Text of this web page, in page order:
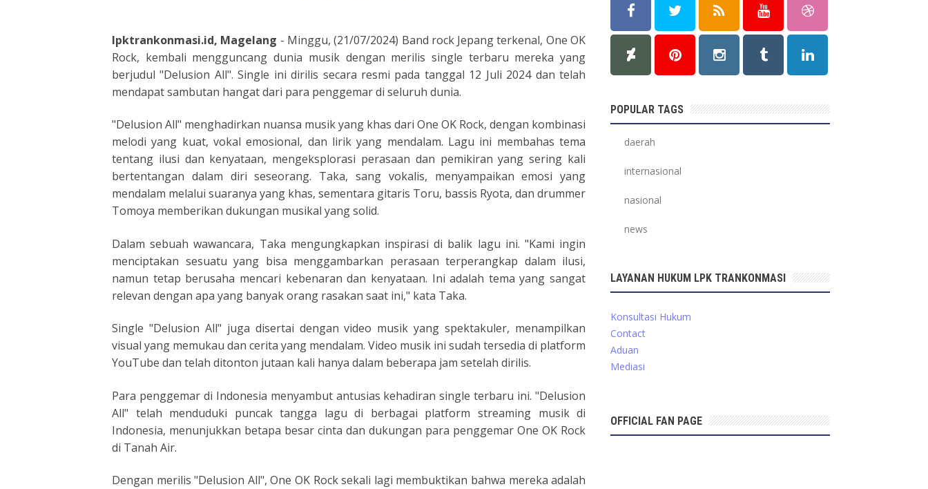
lpktrankonmasi.id, Magelang - Minggu, (21/07/2024) Band rock Jepang terkenal, One OK
Rock, kembali mengguncang dunia musik dengan merilis single terbaru mereka yang
berjudul "Delusion All". Single ini dirilis secara resmi pada tanggal 12 Juli 2024 dan telah
mendapat sambutan hangat dari para penggemar di seluruh dunia.
"Delusion All" menghadirkan nuansa musik yang khas dari One OK Rock, dengan kombinasi
melodi yang kuat, vokal emosional, dan lirik yang mendalam. Lagu ini membahas tema
tentang ilusi dan kenyataan, mengeksplorasi perasaan dan pemikiran yang sering kali
bertentangan dalam diri seseorang. Taka, sang vokalis, menyampaikan emosi yang
mendalam melalui suaranya yang khas, sementara gitaris Toru, bassis Ryota, dan drummer
Tomoya memberikan dukungan musikal yang solid.
Dalam sebuah wawancara, Taka mengungkapkan inspirasi di balik lagu ini. "Kami ingin
menciptakan sesuatu yang bisa menggambarkan perasaan terperangkap dalam ilusi,
namun tetap berusaha mencari kebenaran dan kenyataan. Ini adalah tema yang sangat
relevan dengan apa yang banyak orang rasakan saat ini," kata Taka.
Single "Delusion All" juga disertai dengan video musik yang spektakuler, menampilkan
visual yang memukau dan cerita yang mendalam. Video musik ini sudah tersedia di platform
YouTube dan telah ditonton jutaan kali hanya dalam beberapa jam setelah dirilis.
Para penggemar di Indonesia menyambut antusias kehadiran single terbaru ini. "Delusion
All" telah menduduki puncak tangga lagu di berbagai platform streaming musik di
Indonesia, menunjukkan betapa besar cinta dan dukungan para penggemar One OK Rock
di Tanah Air.
Dengan merilis "Delusion All", One OK Rock sekali lagi membuktikan bahwa mereka adalah
POPULAR TAGS
daerah
internasional
nasional
news
LAYANAN HUKUM LPK TRANKONMASI
Konsultasi Hukum
Contact
Aduan
Mediasi
OFFICIAL FAN PAGE